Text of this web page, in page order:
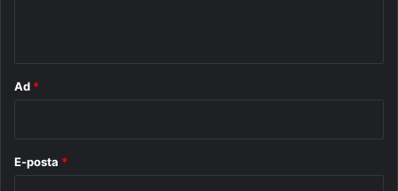
Ad *
E-posta *